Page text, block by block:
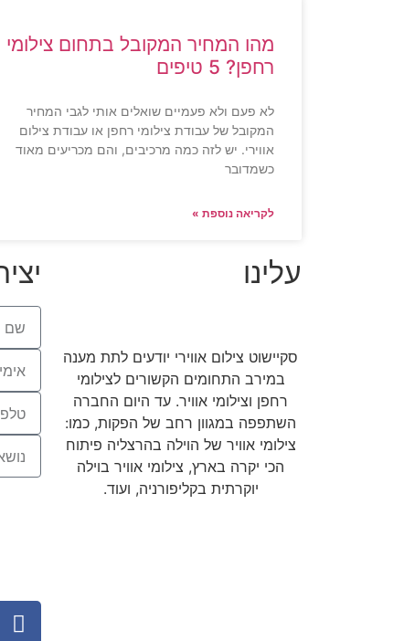
מהו המחיר המקובל בתחום צילומי
רחפן? 5 טיפים
לא פעם ולא פעמיים שואלים אותי לגבי המחיר
המקובל של עבודת צילומי רחפן או עבודת צילום
אווירי. יש לזה כמה מרכיבים, והם מכריעים מאוד
כשמדובר
לקריאה נוספת »
עלינו
סקיישוט צילום אווירי יודעים לתת מענה
במירב התחומים הקשורים לצילומי
רחפן וצילומי אוויר. עד היום החברה
השתפפה במגוון רחב של הפקות, כמו:
צילומי אוויר של הוילה בהרצליה פיתוח
הכי יקרה בארץ, צילומי אוויר בוילה
יוקרתית בקליפורניה, ועוד.